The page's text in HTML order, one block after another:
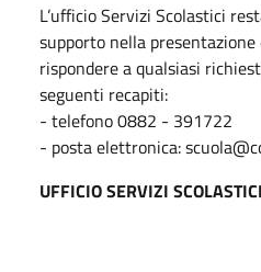
L’ufficio Servizi Scolastici
supporto nella presentazione
rispondere a qualsiasi
seguenti recapiti:
- telefono 0882 - 391722
- posta elettronica:
UFFICIO SERVIZI SCOLASTICI